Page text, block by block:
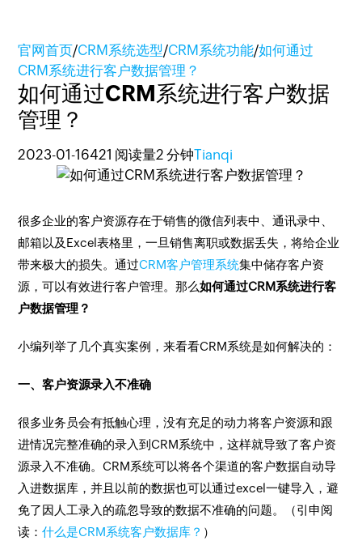
官网首页/CRM系统选型/CRM系统功能/如何通过
CRM系统进行客户数据管理？
如何通过CRM系统进行客户数据
管理？
2023-01-16421 阅读量2 分钟Tianqi
很多企业的客户资源存在于销售的微信列表中、通讯录中、
邮箱以及Excel表格里，一旦销售离职或数据丢失，将给企业
带来极大的损失。通过CRM客户管理系统集中储存客户资
源，可以有效进行客户管理。那么如何通过CRM系统进行客
户数据管理？
小编列举了几个真实案例，来看看CRM系统是如何解决的：
一、客户资源录入不准确
很多业务员会有抵触心理，没有充足的动力将客户资源和跟
进情况完整准确的录入到CRM系统中，这样就导致了客户资
源录入不准确。CRM系统可以将各个渠道的客户数据自动导
入进数据库，并且以前的数据也可以通过excel一键导入，避
免了因人工录入的疏忽导致的数据不准确的问题。（引申阅
读：什么是CRM系统客户数据库？ ）